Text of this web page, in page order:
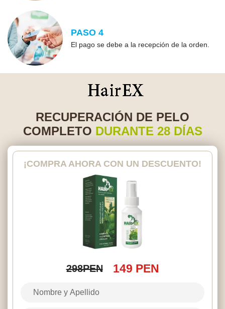
PASO 4
El pago se debe a la recepción de la orden.
RECUPERACIÓN DE PELO
COMPLETO DURANTE 28 DÍAS
¡COMPRA AHORA CON UN DESCUENTO!
298PEN 149 PEN